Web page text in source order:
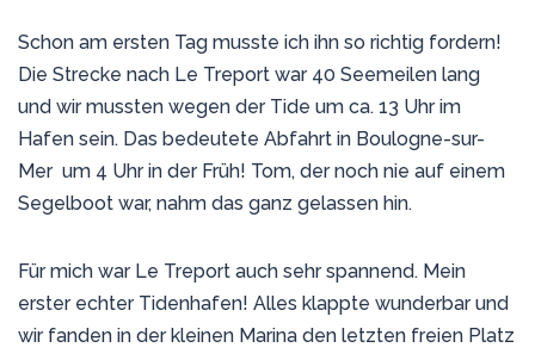
Schon am ersten Tag musste ich ihn so richtig fordern!
Die Strecke nach Le Treport war 40 Seemeilen lang
und wir mussten wegen der Tide um ca. 13 Uhr im
Hafen sein. Das bedeutete Abfahrt in Boulogne-sur-
Mer um 4 Uhr in der Früh! Tom, der noch nie auf einem
Segelboot war, nahm das ganz gelassen hin.
Für mich war Le Treport auch sehr spannend. Mein
erster echter Tidenhafen! Alles klappte wunderbar und
wir fanden in der kleinen Marina den letzten freien Platz